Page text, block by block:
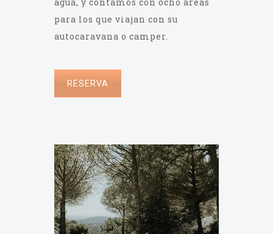
para los que viajan con su
autocaravana o camper.
RESERVA